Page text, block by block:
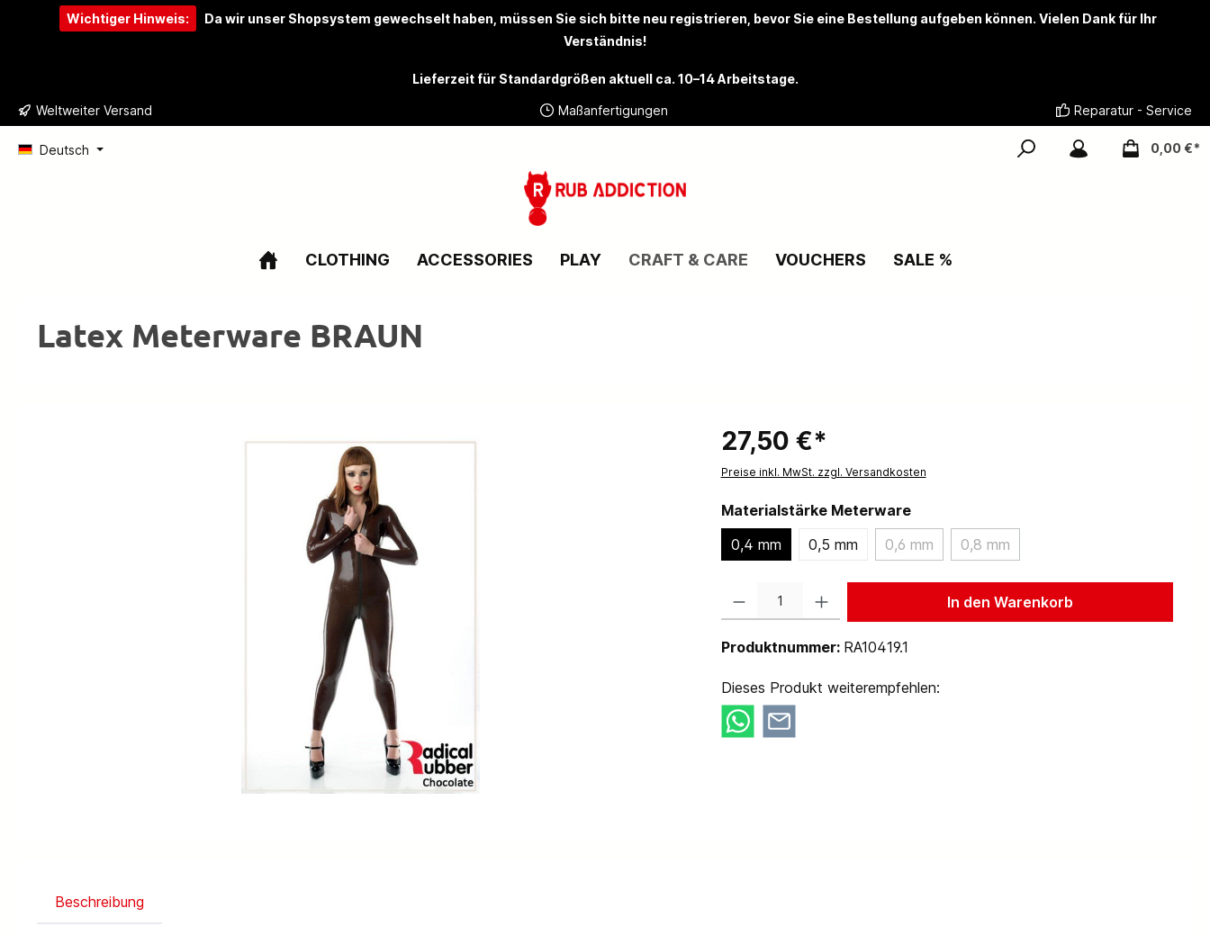
springen Zur Hauptnavigation springen
Wichtiger Hinweis: Da wir unser Shopsystem gewechselt haben, müssen Sie sich bitte neu registrieren , bevor Sie eine Bestellung aufgeben können. Vielen Dank für Ihr
Verständnis!
Lieferzeit für Standardgrößen aktuell ca. 10–14 Arbeitstage.
Weltweiter Versand Maßanfertigungen Reparatur - Service
Deutsch 0,00 €*
CLOTHING ACCESSORIES PLAY CRAFT & CARE VOUCHERS SALE %
Latex Meterware BRAUN
27,50 €*
Preise inkl. MwSt. zzgl. Versandkosten
Materialstärke Meterware
0,4 mm
0,5 mm 0,6 mm 0,8 mm
In den Warenkorb
Produktnummer: RA10419.1
Dieses Produkt weiterempfehlen:
Beschreibung